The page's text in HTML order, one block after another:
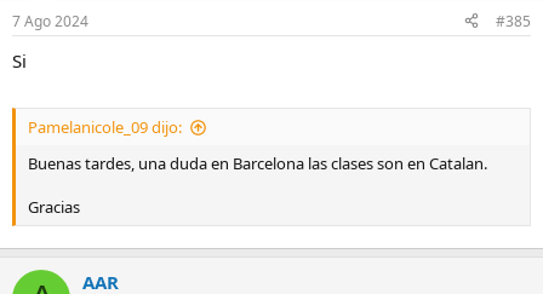
7 Ago 2024 #385
Si
Pamelanicole_09 dijo:
Buenas tardes, una duda en Barcelona las clases son en Catalan.
Gracias
AAR